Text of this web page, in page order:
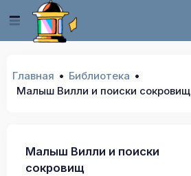
Главная
Библиотека
Малыш Вилли и поиски сокровищ
Малыш Вилли и поиски
сокровищ